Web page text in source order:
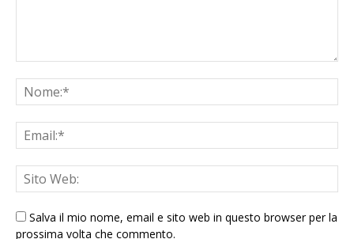
Salva il mio nome, email e sito web in questo browser per la
prossima volta che commento.